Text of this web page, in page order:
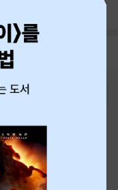
중고샵 1566-4295
년보호정책